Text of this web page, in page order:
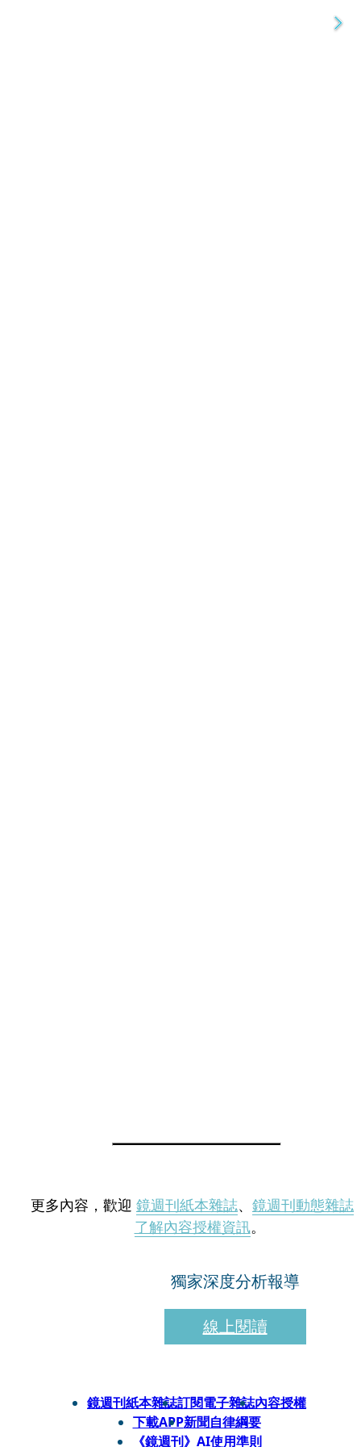
更多內容，歡迎 鏡週刊紙本雜誌、 鏡週刊動態雜誌
了解內容授權資訊。
獨家深度分析報導
線上閱讀
鏡週刊紙本雜誌訂閱電子雜誌內容授權
下載APP新聞自律綱要
《鏡週刊》AI使用準則